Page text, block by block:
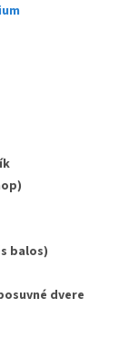
balos)
dvere